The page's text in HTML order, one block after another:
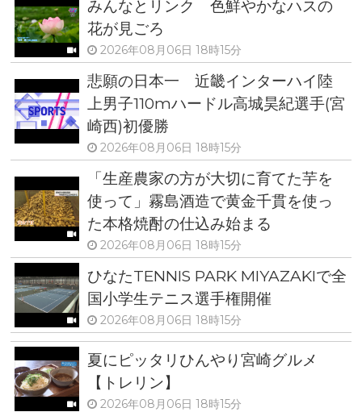
みんなとリンク 色鮮やかなハスの
花が見ごろ
2026年08月06日 18時15分
悲願の日本一 近畿インターハイ陸
上男子110mハードル高城昊紀選手(宮
崎西)初優勝
2026年08月06日 18時15分
「生産農家の方が大切に育てた芋を
使って」霧島酒造で黄金千貫を使っ
た本格焼酎の仕込み始まる
2026年08月06日 18時15分
ひなたTENNIS PARK MIYAZAKIで全
国小学生テニス選手権開催
2026年08月06日 18時15分
夏にピッタリひんやり宮崎グルメ
【トレリン】
2026年08月06日 18時15分